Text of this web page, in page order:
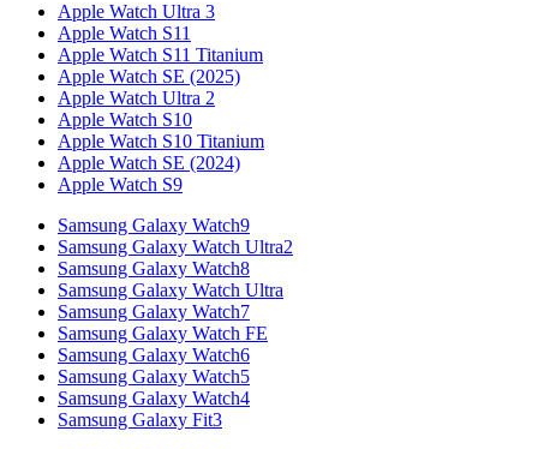
Apple Watch Ultra 3
Apple Watch S11
Apple Watch S11 Titanium
Apple Watch SE (2025)
Apple Watch Ultra 2
Apple Watch S10
Apple Watch S10 Titanium
Apple Watch SE (2024)
Apple Watch S9
Samsung Galaxy Watch9
Samsung Galaxy Watch Ultra2
Samsung Galaxy Watch8
Samsung Galaxy Watch Ultra
Samsung Galaxy Watch7
Samsung Galaxy Watch FE
Samsung Galaxy Watch6
Samsung Galaxy Watch5
Samsung Galaxy Watch4
Samsung Galaxy Fit3